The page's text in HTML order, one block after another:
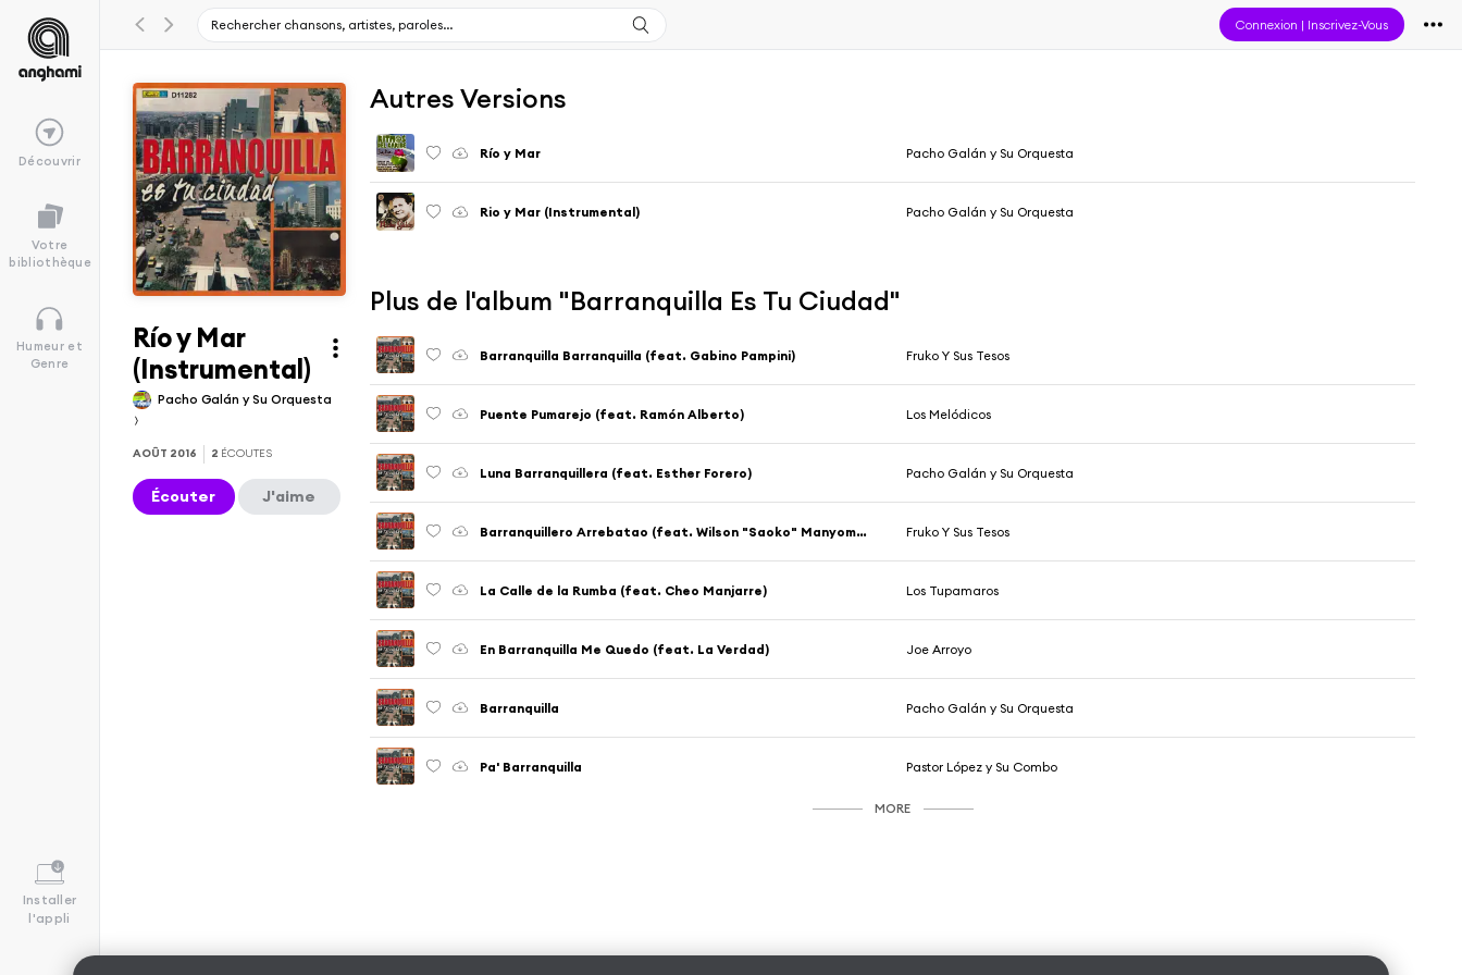
Connexion | Inscrivez-Vous
Découvrir
Votre
bibliothèque
Humeur et
Genre
Installer
l'appli
Río y Mar
(Instrumental)
Pacho Galán y Su Orquesta
AOÛT 2016 2 ÉCOUTES
Écouter J'aime
Autres Versions
Río y Mar Pacho Galán y Su Orquesta
Rio y Mar (Instrumental) Pacho Galán y Su Orquesta
Plus de l'album "Barranquilla Es Tu Ciudad"
Barranquilla Barranquilla (feat. Gabino Pampini) Fruko Y Sus Tesos
Puente Pumarejo (feat. Ramón Alberto) Los Melódicos
Luna Barranquillera (feat. Esther Forero) Pacho Galán y Su Orquesta
Barranquillero Arrebatao (feat. Wilson "Saoko" Manyoma) Fruko Y Sus Tesos
La Calle de la Rumba (feat. Cheo Manjarre) Los Tupamaros
En Barranquilla Me Quedo (feat. La Verdad) Joe Arroyo
Barranquilla Pacho Galán y Su Orquesta
Pa' Barranquilla Pastor López y Su Combo
MORE